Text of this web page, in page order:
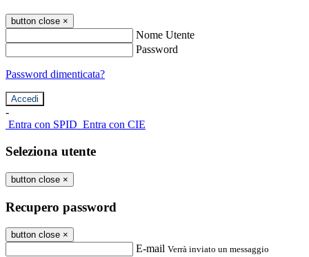
button close ×
Nome Utente
Password
Password dimenticata?
-
Entra con SPID Entra con CIE
Seleziona utente
button close ×
Recupero password
button close ×
E-mail Verrà inviato un messaggio